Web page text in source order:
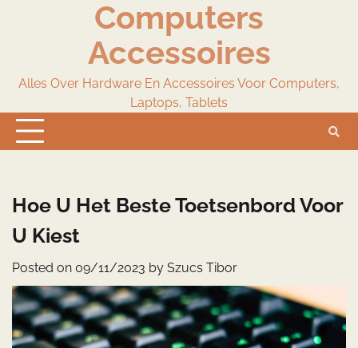
Computers
Accessoires
Alles Over Hardware En Accessoires Voor Computers,
Laptops, Tablets
Hoe U Het Beste Toetsenbord Voor
U Kiest
Posted on 09/11/2023 by Szucs Tibor